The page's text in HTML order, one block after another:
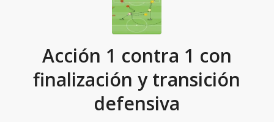
Acción 1 contra 1 con
finalización y transición
defensiva